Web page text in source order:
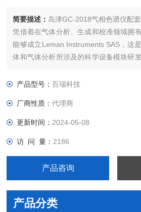
简要描述： 岛津GC-2018气相色谱仪配
凭借着在气体分析、生成和校准领域拥
能够成立Leman Instruments SAS，这
体和气体分析所涉及的科学设备模块研
发生器，氢气发生器，氧气发生器，零级
产品型号：百瑞科技
厂商性质：代理商
更新时间： 2024-05-08
访 问 量： 2186
产品咨询
产品分类